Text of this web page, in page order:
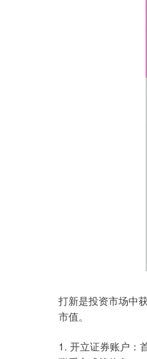
打新是投资市场中
市值。
1. 开立证券账户：